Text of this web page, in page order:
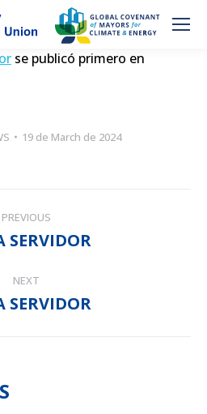
se publicó primero en
19 de March de 2024
PREVIOUS
Previous
SERVIDOR
NEXT
Next
SERVIDOR